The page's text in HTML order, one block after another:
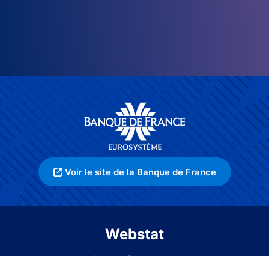
Voir le site de la Banque de France
Webstat